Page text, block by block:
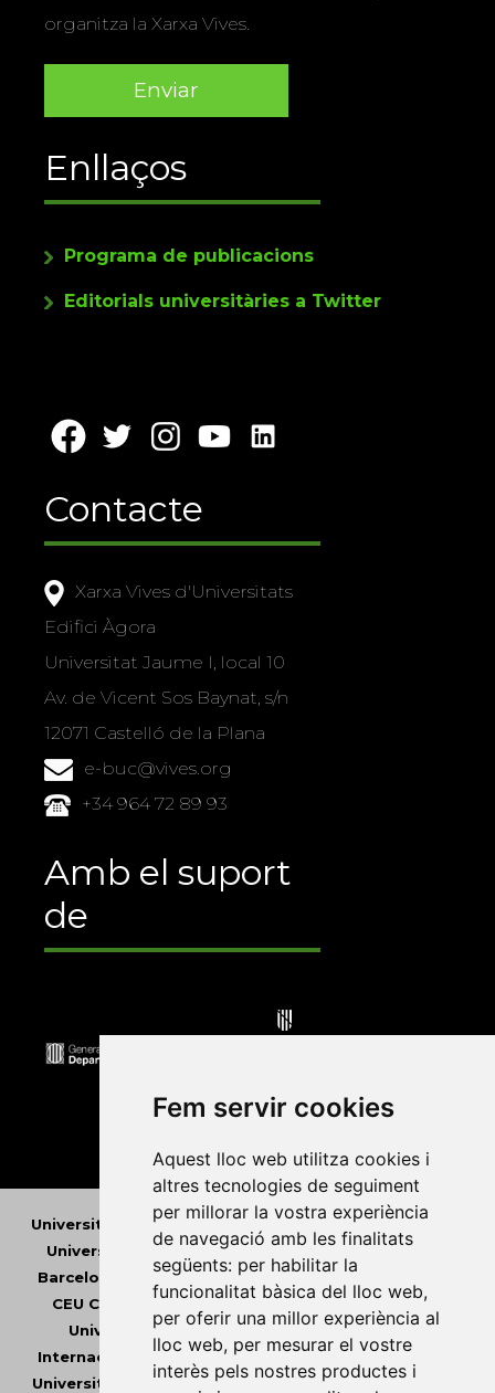
Fem servir cookies
Aquest lloc web utilitza cookies i
altres tecnologies de seguiment
per millorar la vostra experiència
de navegació amb les finalitats
següents: per habilitar la
funcionalitat bàsica del lloc web,
per oferir una millor experiència al
lloc web, per mesurar el vostre
interès pels nostres productes i
organitza la Xarxa Vives.
Enllaços
Programa de publicacions
Editorials universitàries a Twitter
Contacte
Xarxa Vives d'Universitats
Edifici Àgora
Universitat Jaume I, local 10
Av. de Vicent Sos Baynat, s/n
12071 Castelló de la Plana
e-buc@vives.org
+34 964 72 89 93
Amb el suport
de
Universitat Abat Oliba CEU • Universitat d'Alacant
Universitat d'Andorra•Universitat Autònoma de
Barcelona
Universitat de Barcelona •
CEU Cardenal Herrera•Universitat de Girona•
Universitat de les Illes Balears•Universitat
Internacional de Catalunya•Universitat Jaume I
Universitat de Lleida• Universitat Miguel Hernández